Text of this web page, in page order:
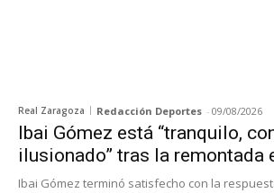
Real Zaragoza Redacción Deportes - 09/08/2026
Ibai Gómez está “tranquilo,
ilusionado” tras la remontada
Ibai Gómez terminó satisfecho con la